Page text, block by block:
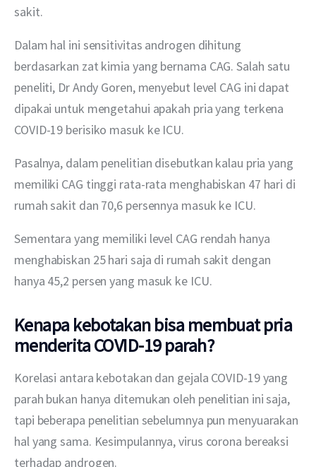
sakit.
Dalam hal ini sensitivitas androgen dihitung
berdasarkan zat kimia yang bernama CAG. Salah satu
peneliti, Dr Andy Goren, menyebut level CAG ini dapat
dipakai untuk mengetahui apakah pria yang terkena
COVID-19 berisiko masuk ke ICU.
Pasalnya, dalam penelitian disebutkan kalau pria yang
memiliki CAG tinggi rata-rata menghabiskan 47 hari di
rumah sakit dan 70,6 persennya masuk ke ICU.
Sementara yang memiliki level CAG rendah hanya
menghabiskan 25 hari saja di rumah sakit dengan
hanya 45,2 persen yang masuk ke ICU.
Kenapa kebotakan bisa membuat pria
menderita COVID-19 parah?
Korelasi antara kebotakan dan gejala COVID-19 yang
parah bukan hanya ditemukan oleh penelitian ini saja,
tapi beberapa penelitian sebelumnya pun menyuarakan
hal yang sama. Kesimpulannya, virus corona bereaksi
terhadap androgen.